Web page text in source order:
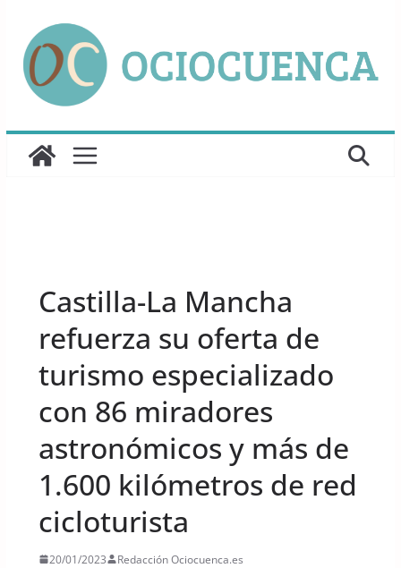
contenido
Castilla-La Mancha
refuerza su oferta de
turismo especializado
con 86 miradores
astronómicos y más de
1.600 kilómetros de red
cicloturista
20/01/2023 Redacción Ociocuenca.es